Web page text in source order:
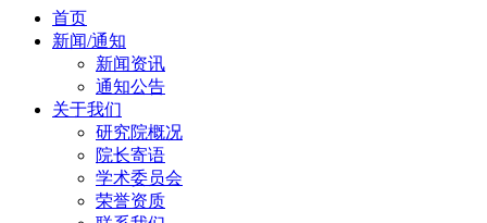
首页
新闻/通知
新闻资讯
通知公告
关于我们
研究院概况
院长寄语
学术委员会
荣誉资质